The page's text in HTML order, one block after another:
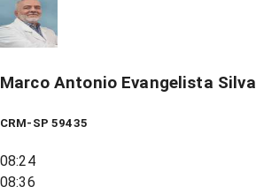
Marco Antonio Evangelista Silva
CRM-SP 59435
08:24
08:36